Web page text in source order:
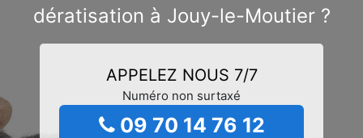
dératisation à Jouy-le-Moutier ?
APPELEZ NOUS 7/7
Numéro non surtaxé
09 70 14 76 12